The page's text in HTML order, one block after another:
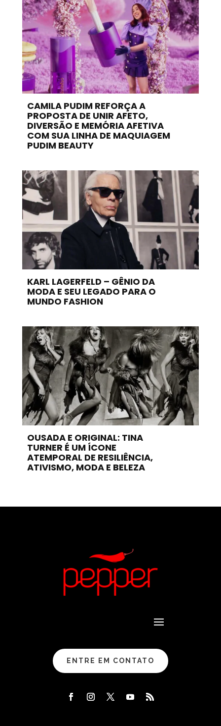
CAMILA PUDIM REFORÇA A
PROPOSTA DE UNIR AFETO,
DIVERSÃO E MEMÓRIA AFETIVA
COM SUA LINHA DE MAQUIAGEM
PUDIM BEAUTY
KARL LAGERFELD – GÊNIO DA
MODA E SEU LEGADO PARA O
MUNDO FASHION
OUSADA E ORIGINAL: TINA
TURNER É UM ÍCONE
ATEMPORAL DE RESILIÊNCIA,
ATIVISMO, MODA E BELEZA
ENTRE EM CONTATO